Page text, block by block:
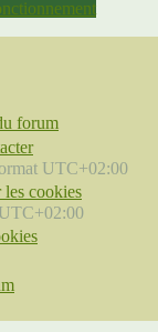
forum
UTC+02:00
les cookies
UTC+02:00